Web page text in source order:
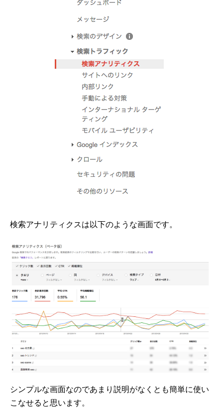
検索アナリティクスは以下のような画面です。
シンプルな画面なのであまり説明がなくとも簡単に使い
こなせると思います。